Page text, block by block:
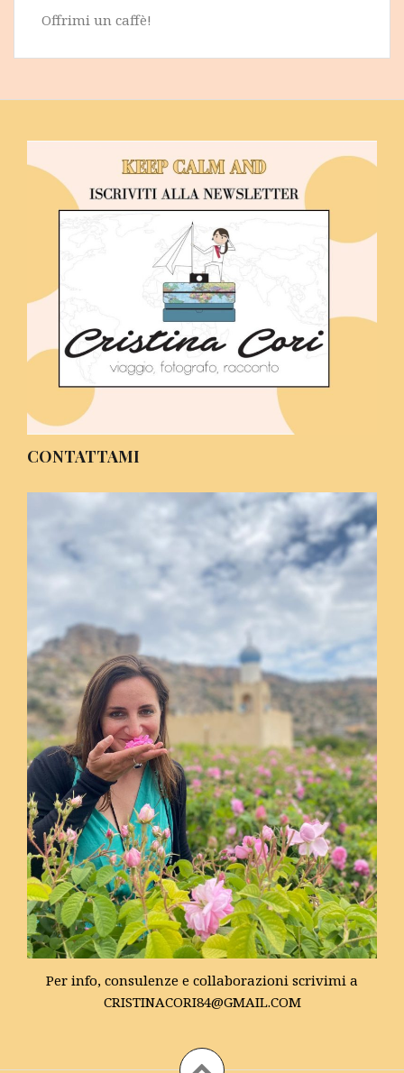
Offrimi un caffè!
CONTATTAMI
Per info, consulenze e collaborazioni scrivimi a
CRISTINACORI84@GMAIL.COM